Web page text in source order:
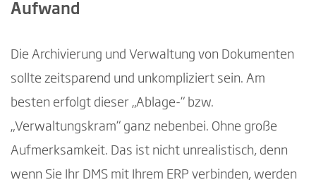
Aufwand
Die Archivierung und Verwaltung von Dokumenten
sollte zeitsparend und unkompliziert sein. Am
besten erfolgt dieser „Ablage-“ bzw.
„Verwaltungskram“ ganz nebenbei. Ohne große
Aufmerksamkeit. Das ist nicht unrealistisch, denn
wenn Sie Ihr DMS mit Ihrem ERP verbinden, werden